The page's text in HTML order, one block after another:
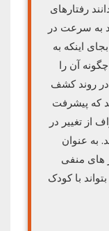
رفتارهای
به سرعت در
اینکه به
آن را
در روند کشف
که پیشرفت
تغییر در
به عنوان
های منفی
با کودک